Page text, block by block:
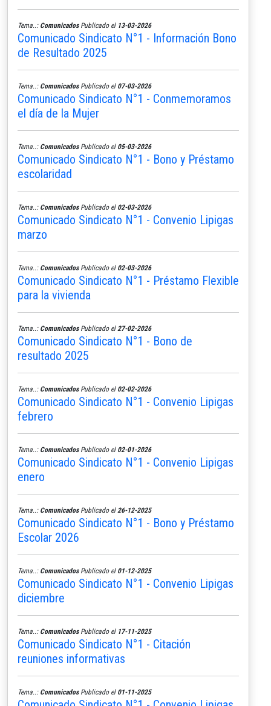
Tema..: ComunicadosPublicado el 13-03-2026
Comunicado Sindicato N°1 - Información Bono
de Resultado 2025
Tema..: ComunicadosPublicado el 07-03-2026
Comunicado Sindicato N°1 - Conmemoramos
el día de la Mujer
Tema..: ComunicadosPublicado el 05-03-2026
Comunicado Sindicato N°1 - Bono y Préstamo
escolaridad
Tema..: ComunicadosPublicado el 02-03-2026
Comunicado Sindicato N°1 - Convenio Lipigas
marzo
Tema..: ComunicadosPublicado el 02-03-2026
Comunicado Sindicato N°1 - Préstamo Flexible
para la vivienda
Tema..: ComunicadosPublicado el 27-02-2026
Comunicado Sindicato N°1 - Bono de
resultado 2025
Tema..: ComunicadosPublicado el 02-02-2026
Comunicado Sindicato N°1 - Convenio Lipigas
febrero
Tema..: ComunicadosPublicado el 02-01-2026
Comunicado Sindicato N°1 - Convenio Lipigas
enero
Tema..: ComunicadosPublicado el 26-12-2025
Comunicado Sindicato N°1 - Bono y Préstamo
Escolar 2026
Tema..: ComunicadosPublicado el 01-12-2025
Comunicado Sindicato N°1 - Convenio Lipigas
diciembre
Tema..: ComunicadosPublicado el 17-11-2025
Comunicado Sindicato N°1 - Citación
reuniones informativas
Tema..: ComunicadosPublicado el 01-11-2025